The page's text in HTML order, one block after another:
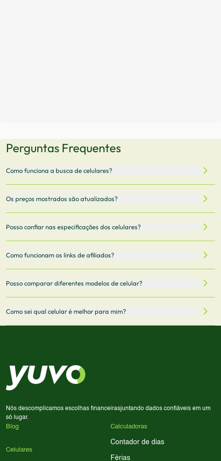
Perguntas Frequentes
Como funciona a busca de celulares?
armazenamento, memória RAM, bateria e conectividade
5G.
Os preços mostrados são atualizados?
vendedor antes de finalizar sua compra.
Posso confiar nas especificações dos celulares?
informações mais recentes de cada modelo.
Como funcionam os links de afiliados?
comissão sem custo adicional para você.
Posso comparar diferentes modelos de celular?
Sim! Você pode selecionar até 3 celulares para comparar
Como sei qual celular é melhor para mim?
processador e bateria são essenciais. Use nossos filtros
para encontrar o celular ideal.
Nós descomplicamos escolhas financeirasjuntando dados confiáveis em um
só lugar.
Blog
Celulares
Calculadoras
Contador de dias
Férias